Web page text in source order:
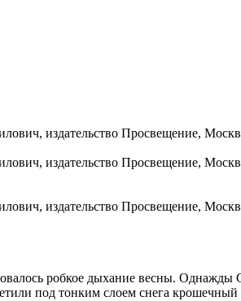
робкое дыхание весны.
под тонким слоем снега крошечный